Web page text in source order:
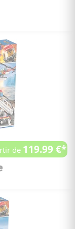
de 119.99 €*